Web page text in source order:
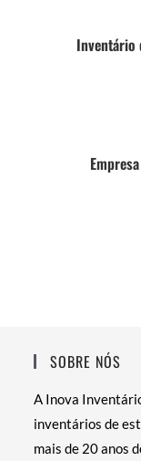
Inventário
SOBRE NÓS
A Inova
inventários de
mais de 20 anos